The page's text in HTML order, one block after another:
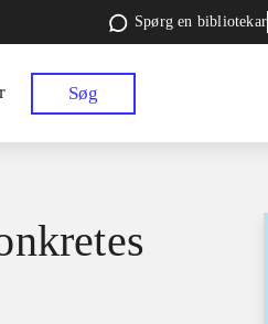
Spørg en bibliotekar
Søg